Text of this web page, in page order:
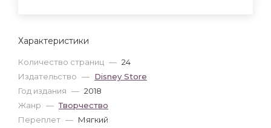
Характеристики
Количество страниц — 24
Издательство — Disney Store
Год издания — 2018
Жанр — Творчество
Переплет — Мягкий